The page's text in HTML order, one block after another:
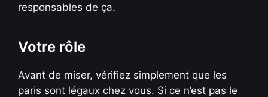
responsables de ça.
Votre rôle
Avant de miser, vérifiez simplement que les
paris sont légaux chez vous. Si ce n’est pas le